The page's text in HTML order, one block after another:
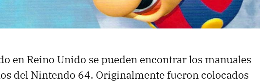
en Reino Unido se pueden encontrar los manuales
del Nintendo 64. Originalmente fueron colocados